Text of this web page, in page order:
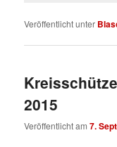
Veröffentlicht unter
2015
Veröffentlicht am7.